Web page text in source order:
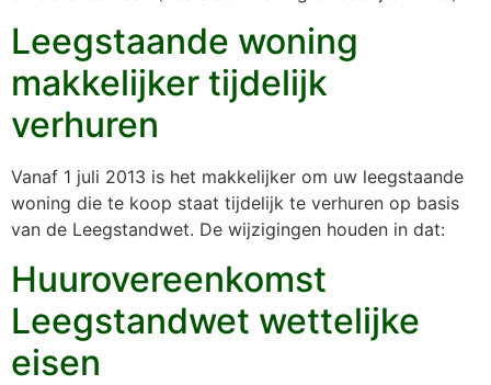
Leegstaande woning
makkelijker tijdelijk
verhuren
Vanaf 1 juli 2013 is het makkelijker om uw leegstaande
woning die te koop staat tijdelijk te verhuren op basis
van de Leegstandwet. De wijzigingen houden in dat:
Huurovereenkomst
Leegstandwet wettelijke
eisen